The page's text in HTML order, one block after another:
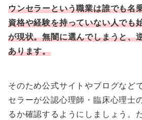
ウンセラーという職業は誰でも名
資格や経験を持っていない人でも
が現状。無闇に選んでしまうと、
あります。
そのため公式サイトやブログなど
セラーが公認心理師・臨床心理士
るか確認するようにしましょう。